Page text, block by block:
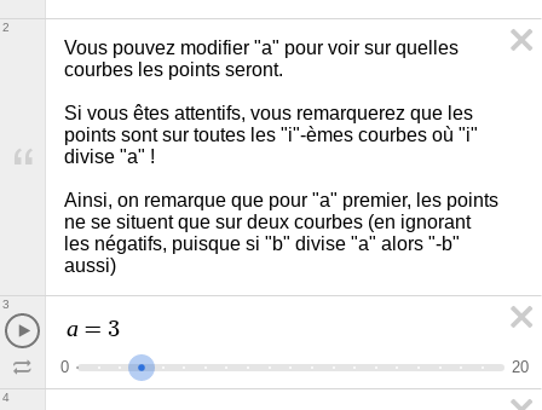
Vous pouvez modifier "a" pour voir sur quelles
courbes les points seront.
Si vous êtes attentifs, vous remarquerez que les
points sont sur toutes les "i"-èmes courbes où "i"
divise "a" !
Ainsi, on remarque que pour "a" premier, les points
ne se situent que sur deux courbes (en ignorant
les négatifs, puisque si "b" divise "a" alors "-b"
aussi)
2
a = 3
0 20
3
4